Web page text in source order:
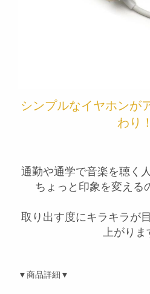
シンプルなイヤホンが
わり！
通勤や通学で音楽を聴く
ちょっと印象を変える
取り出す度にキラキラが
上がりま
▼商品詳細▼